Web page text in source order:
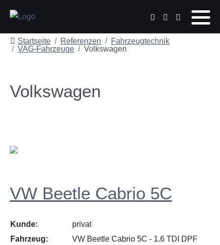
Startseite Referenzen
Fahrzeugtechnik
VAG-Fahrzeuge
Volkswagen
Volkswagen
VW Beetle Cabrio 5C
Kunde:
privat
Fahrzeug:
VW Beetle Cabrio 5C - 1.6 TDI DPF